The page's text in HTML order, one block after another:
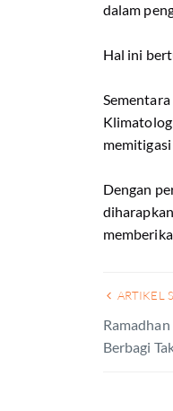
dalam
Hal ini
Dengan
ARTIKEL
Berbagi